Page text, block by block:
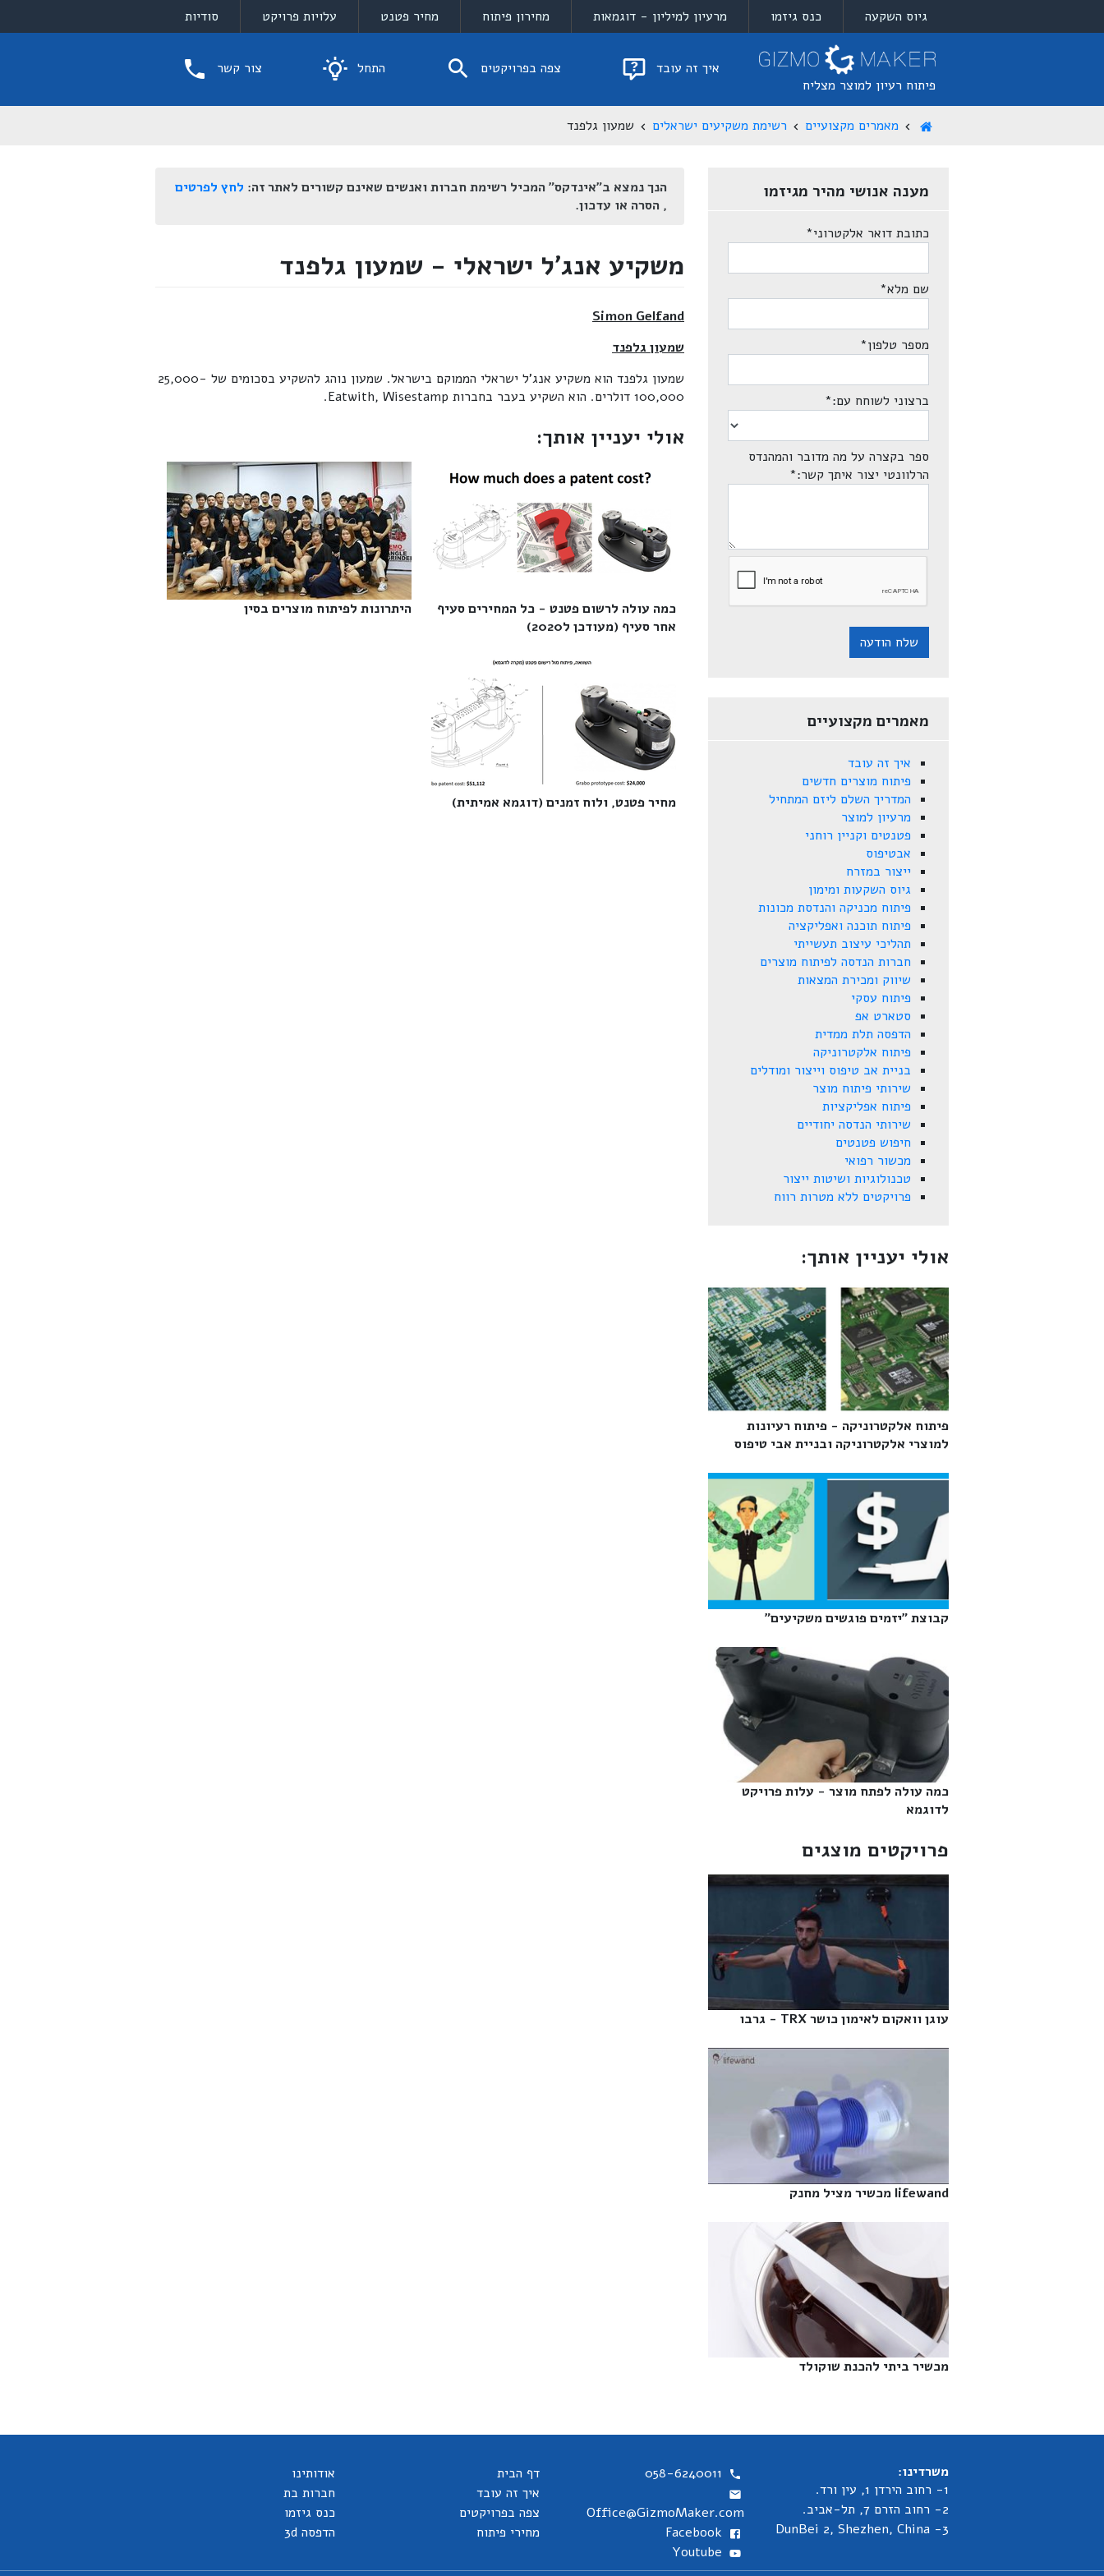
גיוס השקעה כנס גיזמו מרעיון למיליון - דוגמאות מחירון פיתוח מחיר פטנט עלויות פרויקט סודיות
פיתוח רעיון למוצר מצליח
איך זה עובד צפה בפרויקטים התחל צור קשר
מאמרים מקצועיים רשימת משקיעים ישראלים שמעון גלפנד
הנך נמצא ב"אינדקס" המכיל רשימת חברות ואנשים שאינם קשורים לאתר זה: לחץ לפרטים
, הסרה או עדכון.
משקיע אנג'ל ישראלי - שמעון גלפנד
Simon Gelfand
שמעון גלפנד
שמעון גלפנד הוא משקיע אנג'ל ישראלי הממוקם בישראל. שמעון נוהג להשקיע בסכומים של 25,000-
100,000 דולרים. הוא השקיע בעבר בחברות Eatwith, Wisestamp.
אולי יעניין אותך:
כמה עולה לרשום פטנט - כל המחירים סעיף
אחר סעיף (מעודכן ל2020)‎
היתרונות לפיתוח מוצרים בסין‎
מחיר פטנט, ולוח זמנים (דוגמא אמיתית)‎
מענה אנושי מהיר מגיזמו
כתובת דואר אלקטרוני*
שם מלא*
מספר טלפון*
ברצוני לשוחח עם:*
ספר בקצרה על מה מדובר והמהנדס
הרלוונטי יצור איתך קשר:*
שלח הודעה
מאמרים מקצועיים
איך זה עובד
פיתוח מוצרים חדשים
המדריך השלם ליזם המתחיל
מרעיון למוצר
פטנטים וקניין רוחני
אבטיפוס
ייצור במזרח
גיוס השקעות ומימון
פיתוח מכניקה והנדסת מכונות
פיתוח תוכנה ואפליקציה
תהליכי עיצוב תעשייתי
חברות הנדסה לפיתוח מוצרים
שיווק ומכירת המצאות
פיתוח עסקי
סטארט אפ
הדפסה תלת ממדית
פיתוח אלקטרוניקה
בניית אב טיפוס וייצור ומודלים
שירותי פיתוח מוצר
פיתוח אפליקציות
שירותי הנדסה יחודיים
חיפוש פטנטים
מכשור רפואי
טכנולוגיות ושיטות ייצור
פרויקטים ללא מטרות רווח
אולי יעניין אותך:
פיתוח אלקטרוניקה - פיתוח רעיונות
למוצרי אלקטרוניקה ובניית אבי טיפוס‎
קבוצת "יזמים פוגשים משקיעים"‎
כמה עולה לפתח מוצר - עלות פרויקט
לדוגמא‎
פרויקטים מוצגים
עוגן וואקום לאימון כושר TRX - גרבו‎
lifewand מכשיר מציל מחנק‎
מכשיר ביתי להכנת שוקולד‎
משרדינו:
1- רחוב הירדן 1, עין ורד.
2- רחוב הזרם 7, תל-אביב.
3- DunBei 2, Shezhen, China
058-6240011
Office@GizmoMaker.com
Facebook
Youtube
דף הבית
איך זה עובד
צפה בפרויקטים
מחירי פיתוח
אודותינו
חברות בת
כנס גיזמו
הדפסה 3d